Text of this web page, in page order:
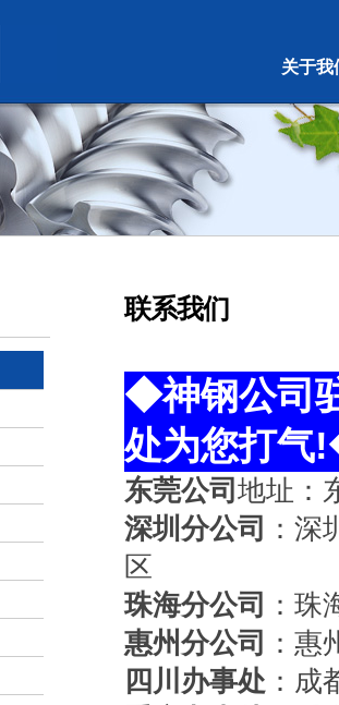
关于我
联系我们
◆神钢公司
处为您打
东莞公司 地址：
深圳分公司
：
区
珠海分公司
：
惠州分公司
：
四川办事处 ：